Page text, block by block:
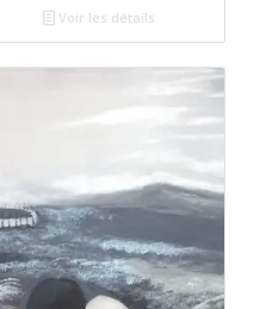
Voir les détails